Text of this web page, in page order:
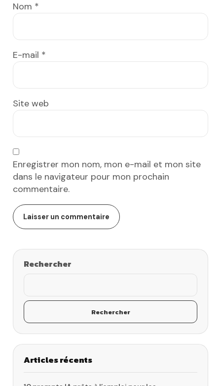
Nom *
E-mail *
Site web
Enregistrer mon nom, mon e-mail et mon site
dans le navigateur pour mon prochain
commentaire.
Rechercher
Rechercher
Articles récents